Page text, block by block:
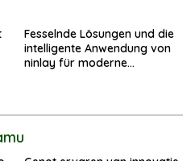
Fesselnde Lösungen und die
intelligente Anwendung von
ninlay für moderne